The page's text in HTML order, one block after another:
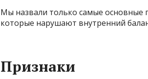
Мы назвали только самые
которые нарушают внутренний
Признаки